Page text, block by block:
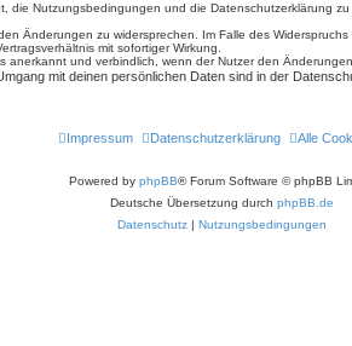
die Nutzungsbedingungen und die Datenschutzerklärung
Änderungen zu widersprechen. Im Falle des
mit sofortiger Wirkung.
anerkannt und verbindlich, wenn der Nutzer den
mit deinen persönlichen Daten sind in der
Alle
Datenschutzerklärung
Impressum
Powered by phpBB® Forum Software © phpBB
Deutsche Übersetzung durch phpBB.de
Datenschutz | Nutzungsbedingungen